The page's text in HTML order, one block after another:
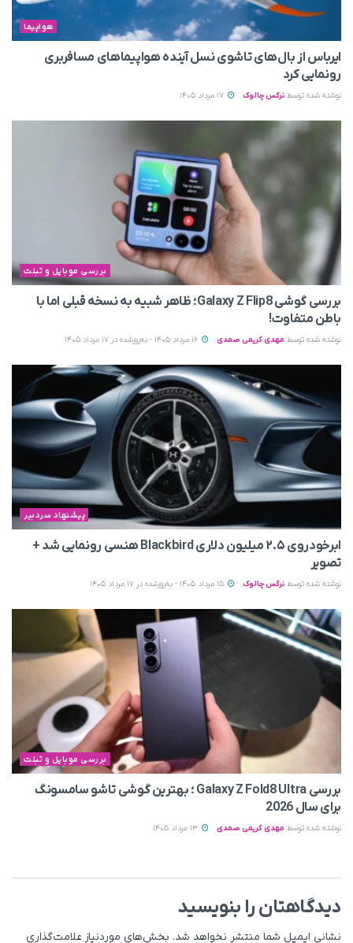
هواپیما
ایرباس از بال‌های تاشوی نسل آینده هواپیماهای مسافربری
رونمایی کرد
نوشته شده توسط نرگس چالوک
بررسی موبایل و تبلت
بررسی گوشی Galaxy Z Flip8؛ ظاهر شبیه به نسخه قبلی اما با
باطن متفاوت!
نوشته شده توسط مهدی کریمی صمدی
پیشنهاد سردبیر
ابرخودروی ۲.۵ میلیون دلاری Blackbird هنسی رونمایی شد +
تصویر
نوشته شده توسط نرگس چالوک
بررسی موبایل و تبلت
بررسی Galaxy Z Fold8 Ultra ؛ بهترین گوشی تاشو سامسونگ
برای سال 2026
نوشته شده توسط مهدی کریمی صمدی
دیدگاهتان را بنویسید
نشانی ایمیل شما منتشر نخواهد شد. بخش‌های موردنیاز علامت‌گذاری